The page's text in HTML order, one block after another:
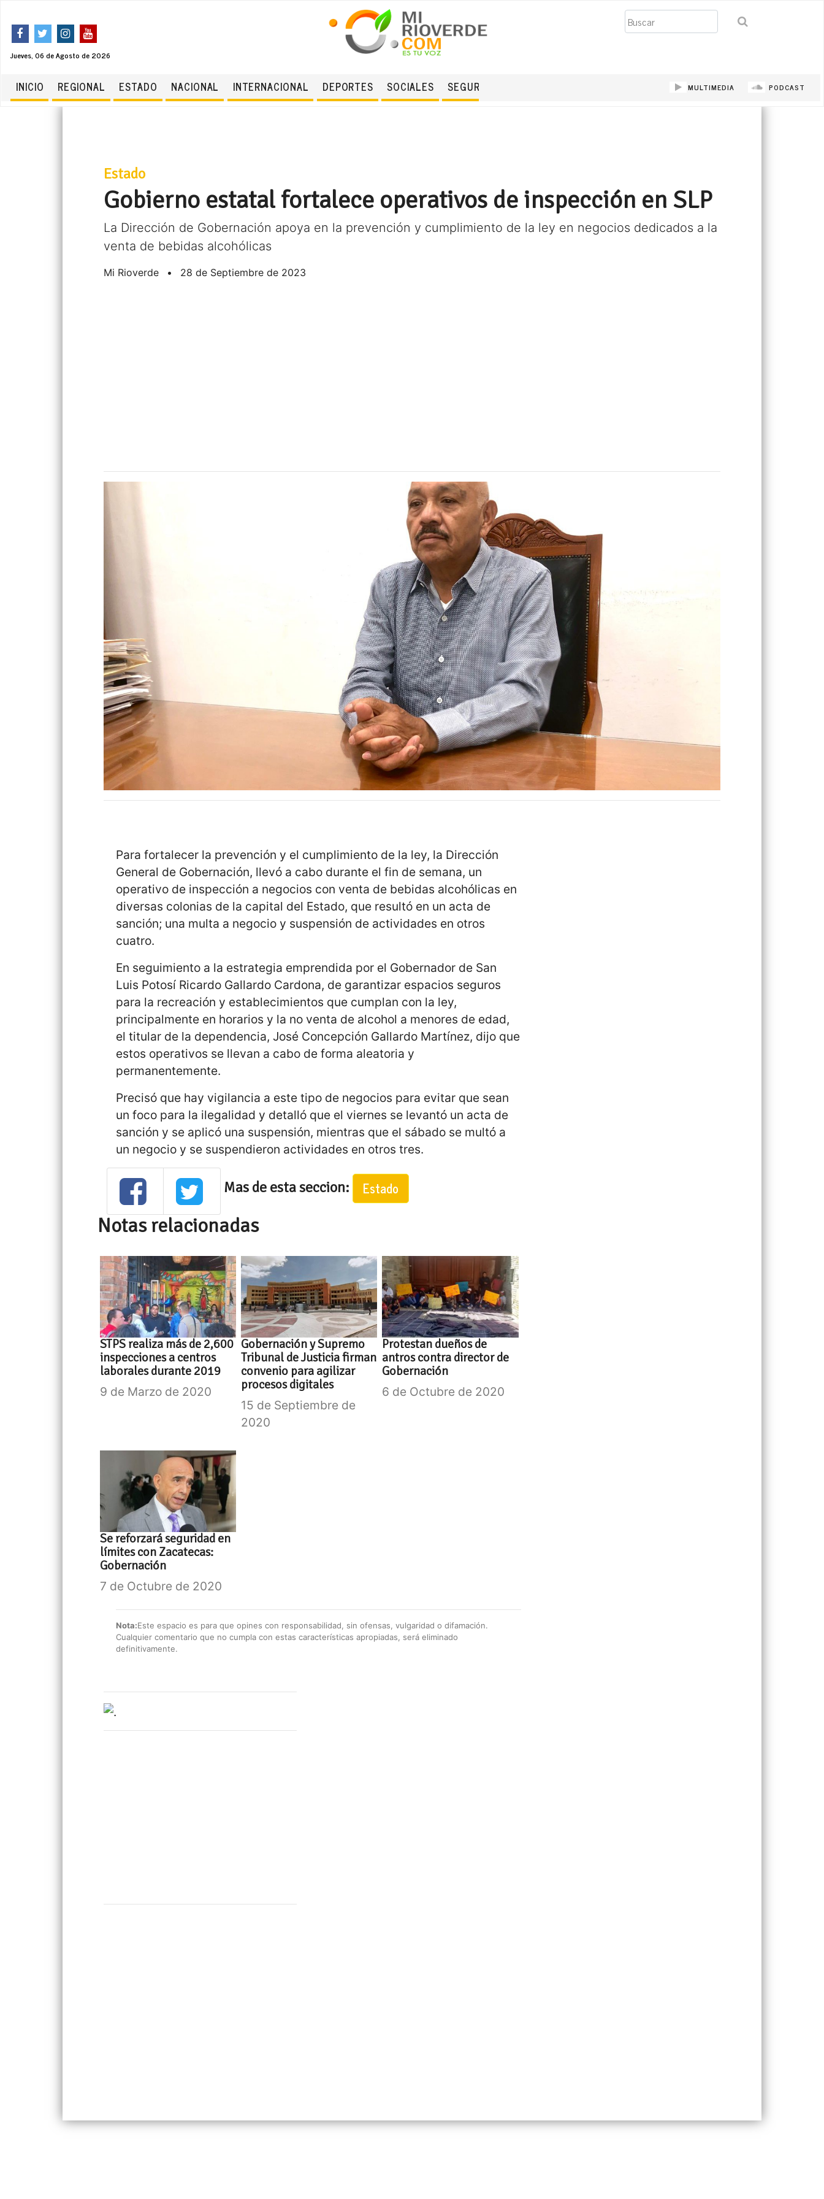
Jueves, 06 de Agosto de 2026
Buscar
INICIO REGIONAL ESTADO NACIONAL INTERNACIONAL DEPORTES SOCIALES SEGURIDAD MULTIMEDIA PODCAST
Estado
Gobierno estatal fortalece operativos de inspección en SLP
La Dirección de Gobernación apoya en la prevención y cumplimiento de la ley en negocios dedicados a la
venta de bebidas alcohólicas
Mi Rioverde • 28 de Septiembre de 2023
Para fortalecer la prevención y el cumplimiento de la ley, la Dirección
General de Gobernación, llevó a cabo durante el fin de semana, un
operativo de inspección a negocios con venta de bebidas alcohólicas en
diversas colonias de la capital del Estado, que resultó en un acta de
sanción; una multa a negocio y suspensión de actividades en otros
cuatro.
En seguimiento a la estrategia emprendida por el Gobernador de San
Luis Potosí Ricardo Gallardo Cardona, de garantizar espacios seguros
para la recreación y establecimientos que cumplan con la ley,
principalmente en horarios y la no venta de alcohol a menores de edad,
el titular de la dependencia, José Concepción Gallardo Martínez, dijo que
estos operativos se llevan a cabo de forma aleatoria y
permanentemente.
Precisó que hay vigilancia a este tipo de negocios para evitar que sean
un foco para la ilegalidad y detalló que el viernes se levantó un acta de
sanción y se aplicó una suspensión, mientras que el sábado se multó a
un negocio y se suspendieron actividades en otros tres.
Mas de esta seccion: Estado
Notas relacionadas
STPS realiza más de 2,600
inspecciones a centros
laborales durante 2019
9 de Marzo de 2020
Gobernación y Supremo
Tribunal de Justicia firman
convenio para agilizar
procesos digitales
15 de Septiembre de
2020
Protestan dueños de
antros contra director de
Gobernación
6 de Octubre de 2020
Se reforzará seguridad en
límites con Zacatecas:
Gobernación
7 de Octubre de 2020
Nota:Este espacio es para que opines con responsabilidad, sin ofensas, vulgaridad o difamación.
Cualquier comentario que no cumpla con estas características apropiadas, será eliminado
definitivamente.